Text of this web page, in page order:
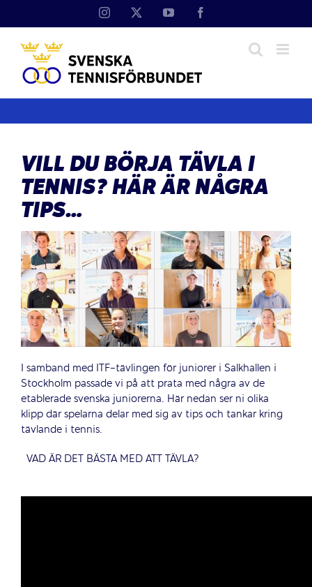
Instagram YouTube
VILL DU BÖRJA TÄVLA I
TENNIS? HÄR ÄR NÅGRA
TIPS…
I samband med ITF-tävlingen för juniorer i Salkhallen i
Stockholm passade vi på att prata med några av de
etablerade svenska juniorerna. Här nedan ser ni olika
klipp där spelarna delar med sig av tips och tankar kring
tävlande i tennis.
VAD ÄR DET BÄSTA MED ATT TÄVLA?